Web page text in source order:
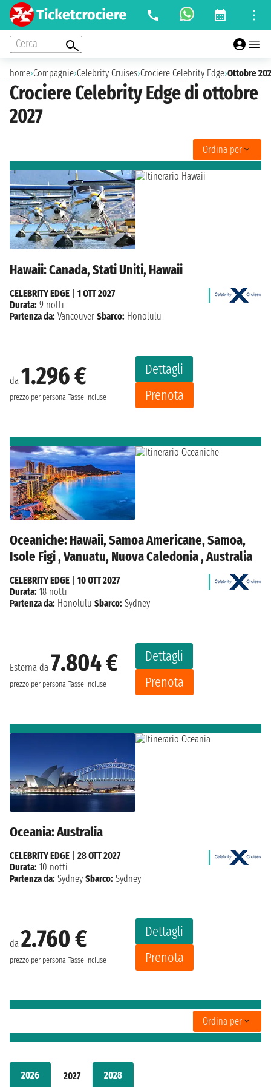
Cerca
home›Compagnie›Celebrity Cruises›Crociere Celebrity Edge›Ottobre
Crociere Celebrity Edge di ottobre
2027
2026 2027 2028
Ordina per
Hawaii: Canada, Stati Uniti, Hawaii
da 1.296 €
prezzo per persona Tasse incluse
Dettagli
Prenota
CELEBRITY EDGE
1 OTT 2027
Durata: 9 notti
Partenza da: Vancouver Sbarco: Honolulu
Oceaniche: Hawaii, Samoa Americane, Samoa,
Isole Figi , Vanuatu, Nuova Caledonia , Australia
Esterna da 7.804 €
prezzo per persona Tasse incluse
Dettagli
Prenota
CELEBRITY EDGE
10 OTT 2027
Durata: 18 notti
Partenza da: Honolulu Sbarco: Sydney
Oceania: Australia
da 2.760 €
prezzo per persona Tasse incluse
Dettagli
Prenota
CELEBRITY EDGE
28 OTT 2027
Durata: 10 notti
Partenza da: Sydney Sbarco: Sydney
Ordina per